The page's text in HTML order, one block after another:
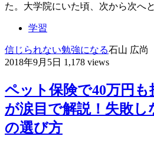
た。大学院にいた頃、次から次へ
学習
信じられない勉強になる石山 広尚
2018年9月5日 1,178 views
ペット保険で40万円
が涙目で解説！失敗
の選び方